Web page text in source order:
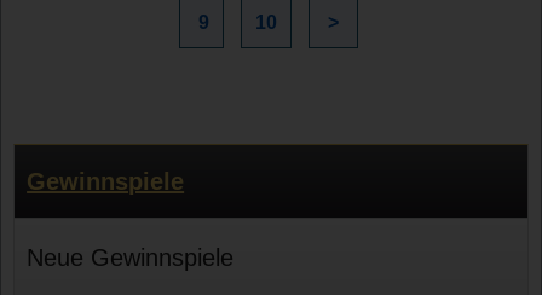
9 10 >
Gewinnspiele
Neue Gewinnspiele